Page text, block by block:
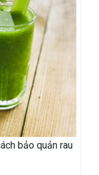
bảo quản rau